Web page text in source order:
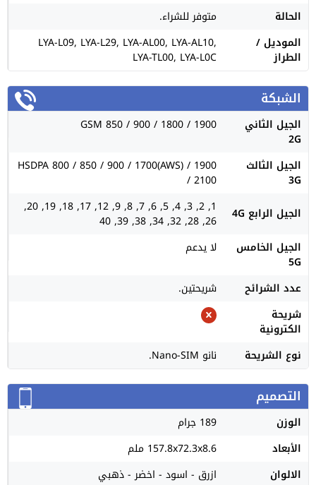
الحالة
متوفر للشراء.
الموديل /
الطراز
LYA-L09, LYA-L29, LYA-AL00, LYA-AL10,
LYA-TL00, LYA-L0C
الشبكة
الجيل الثاني
2G
GSM 850 / 900 / 1800 / 1900
الجيل الثالث
3G
HSDPA 800 / 850 / 900 / 1700(AWS) / 1900
/ 2100
الجيل الرابع 4G
1, 2, 3, 4, 5, 6, 7, 8, 9, 12, 17, 18, 19, 20,
26, 28, 32, 34, 38, 39, 40
الجيل الخامس
5G
لا يدعم
عدد الشرائح
شريحتين.
شريحة
الكترونية
نوع الشريحة
نانو Nano-SIM.
التصميم
الوزن
189 جرام
الأبعاد
157.8x72.3x8.6 ملم
الالوان
ازرق - اسود - اخضر - ذهبي